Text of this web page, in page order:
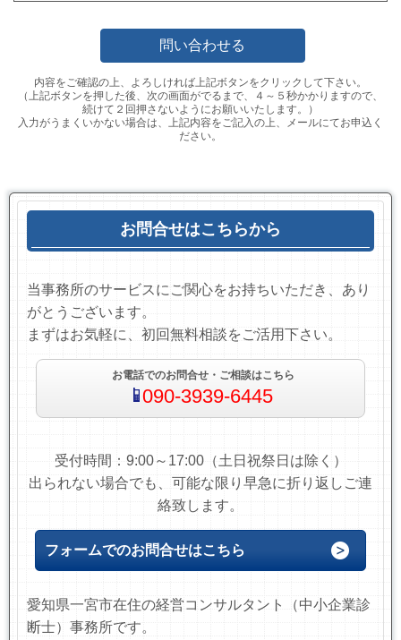
内容をご確認の上、よろしければ上記ボタンをクリックして下さい。
（上記ボタンを押した後、次の画面がでるまで、４～５秒かかりますので、
続けて２回押さないようにお願いいたします。）
入力がうまくいかない場合は、上記内容をご記入の上、メールにてお申込く
ださい。
お問合せはこちらから
当事務所のサービスにご関心をお持ちいただき、あり
がとうございます。
まずはお気軽に、初回無料相談をご活用下さい。
お電話でのお問合せ・ご相談はこちら
090-3939-6445
受付時間：9:00～17:00（土日祝祭日は除く）
出られない場合でも、可能な限り早急に折り返しご連
絡致します。
フォームでのお問合せはこちら
愛知県一宮市在住の経営コンサルタント（中小企業診
断士）事務所です。